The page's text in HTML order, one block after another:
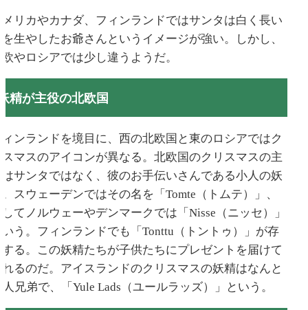
リカやカナダ、フィンランドではサンタは白く長い
生やしたお爺さんというイメージが強い。しかし、
やロシアでは少し違うようだ。
精が主役の北欧国
ンランドを境目に、西の北欧国と東のロシアではク
マスのアイコンが異なる。北欧国のクリスマスの主
サンタではなく、彼のお手伝いさんである小人の妖
スウェーデンではその名を「Tomte（トムテ）」、
てノルウェーやデンマークでは「Nisse（ニッセ）」
う。フィンランドでも「Tonttu（トントゥ）」が存
る。この妖精たちが子供たちにプレゼントを届けて
るのだ。アイスランドのクリスマスの妖精はなんと
人兄弟で、「Yule Lads（ユールラッズ）」という。